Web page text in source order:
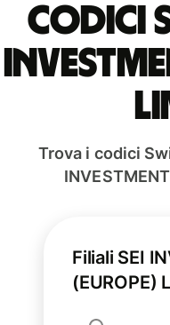
Codici
Trova i codici
Filiali SEI
(EUROPE)